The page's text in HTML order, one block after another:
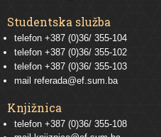
Studentska služba
telefon +387 (0)36/ 355-104
telefon +387 (0)36/ 355-102
telefon +387 (0)36/ 355-103
mail referada@ef.sum.ba
Knjižnica
telefon +387 (0)36/ 355-108